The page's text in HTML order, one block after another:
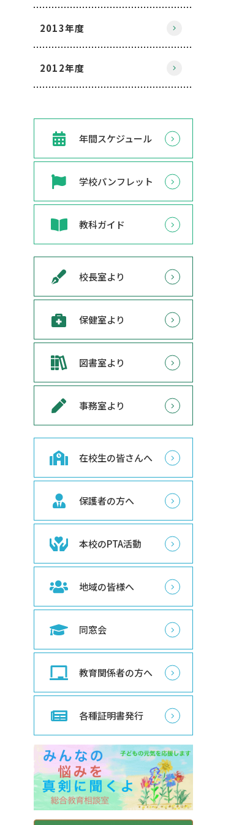
2013年度
2012年度
年間スケジュール
学校パンフレット
教科ガイド
校長室より
保健室より
図書室より
事務室より
在校生の皆さんへ
保護者の方へ
本校のPTA活動
地域の皆様へ
同窓会
教育関係者の方へ
各種証明書発行